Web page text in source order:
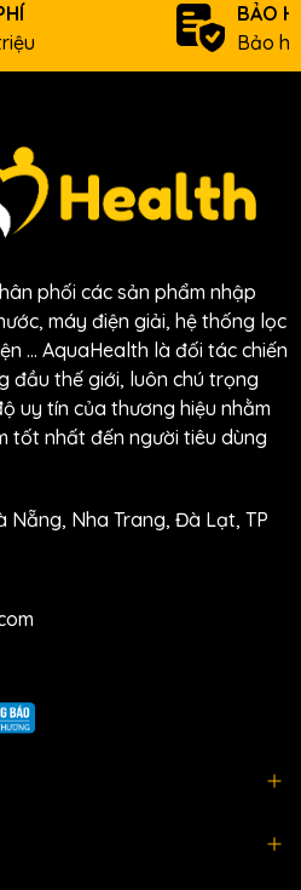
BẢO
Bảo
phối các sản phẩm nhập
máy điện giải, hệ thống lọc
… AquaHealth là đối tác chiến
đầu thế giới, luôn chú trọng
uy tín của thương hiệu nhằm
tốt nhất đến người tiêu dùng
Nẵng, Nha Trang, Đà Lạt, TP